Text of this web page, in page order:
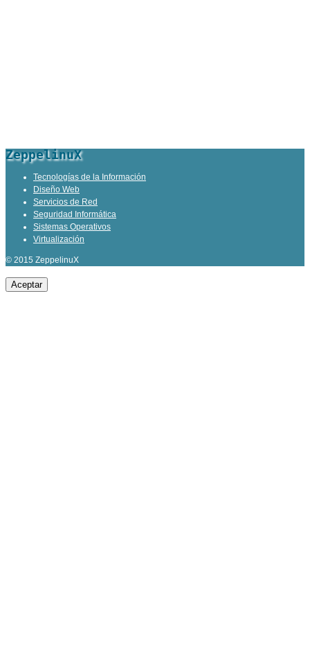
ZeppelinuX
Tecnologías de la Información
Diseño Web
Servicios de Red
Seguridad Informática
Sistemas Operativos
Virtualización
© 2015 ZeppelinuX
Aceptar